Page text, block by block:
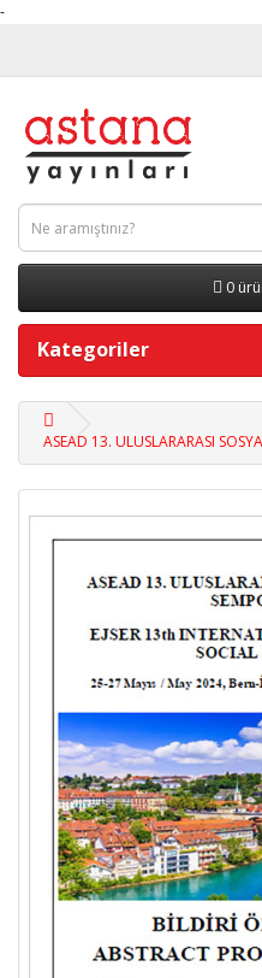
-
0
Kategoriler
ASEAD 13. ULUSLARARASI